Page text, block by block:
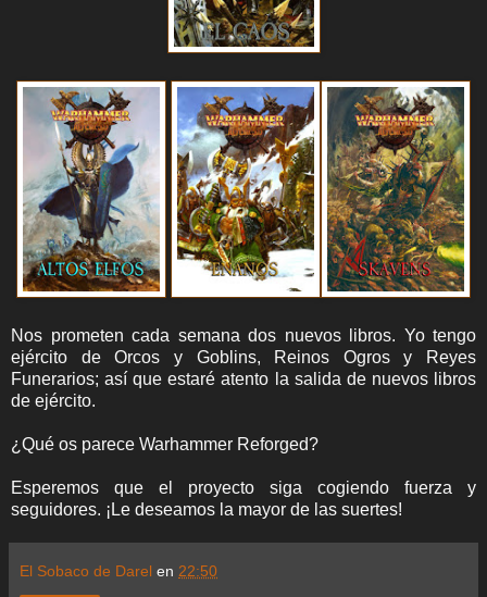
Nos prometen cada semana dos nuevos libros. Yo tengo
ejército de Orcos y Goblins, Reinos Ogros y Reyes
Funerarios; así que estaré atento la salida de nuevos libros
de ejército.
¿Qué os parece Warhammer Reforged?
Esperemos que el proyecto siga cogiendo fuerza y
seguidores. ¡Le deseamos la mayor de las suertes!
El Sobaco de Darel en 22:50